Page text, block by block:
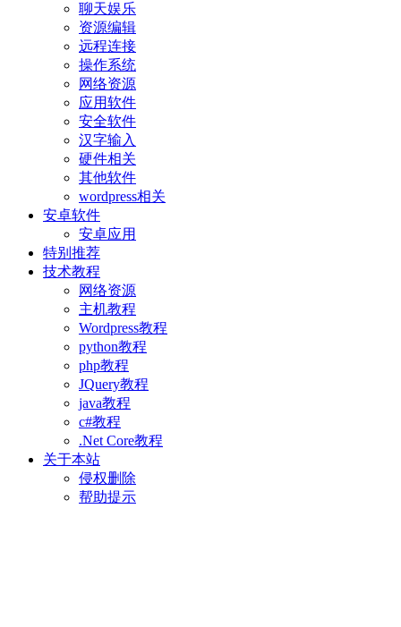
聊天娱乐
资源编辑
远程连接
操作系统
网络资源
应用软件
安全软件
汉字输入
硬件相关
其他软件
wordpress相关
安卓软件
安卓应用
特别推荐
技术教程
网络资源
主机教程
Wordpress教程
python教程
php教程
JQuery教程
java教程
c#教程
.Net Core教程
关于本站
侵权删除
帮助提示